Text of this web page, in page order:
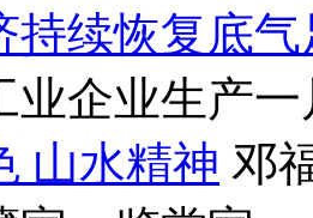
持续恢复底
业企业生产
山水精神 邓